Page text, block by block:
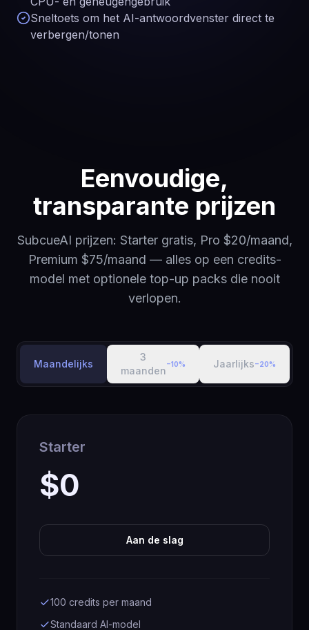
Sneltoets om het AI-antwoordvenster direct te
verbergen/tonen
Eenvoudige,
transparante prijzen
SubcueAI prijzen: Starter gratis, Pro $20/maand,
Premium $75/maand — alles op een credits-
model met optionele top-up packs die nooit
verlopen.
Maandelijks
3
maanden
−10% Jaarlijks−20%
Starter
$0
Aan de slag
100 credits per maand
Standaard AI-model